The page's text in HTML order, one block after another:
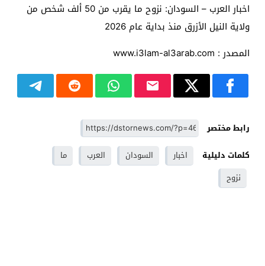
اخبار العرب – السودان: نزوح ما يقرب من 50 ألف شخص من
ولاية النيل الأزرق منذ بداية عام 2026
المصدر : www.i3lam-al3arab.com
رابط مختصر
كلمات دليلية
اخبار السودان العرب
ما
نزوح